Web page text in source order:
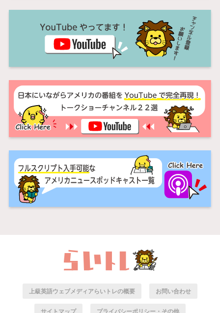
上級英語ウェブメディアらいトレの概要 お問い合わせ
サイトマップ プライバシーポリシー・その他